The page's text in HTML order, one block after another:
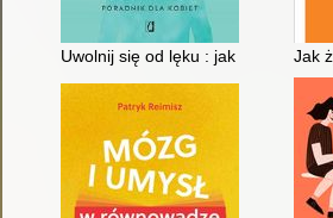
Uwolnij się od lęku : jak pokonaćJak